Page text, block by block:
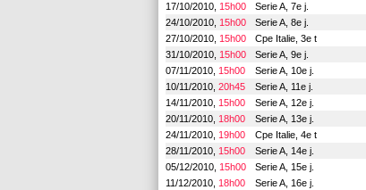
17/10/2010, 15h00 Serie A, 7e j.
24/10/2010, 15h00 Serie A, 8e j.
27/10/2010, 15h00 Cpe Italie, 3e t
31/10/2010, 15h00 Serie A, 9e j.
07/11/2010, 15h00 Serie A, 10e j.
10/11/2010, 20h45 Serie A, 11e j.
14/11/2010, 15h00 Serie A, 12e j.
20/11/2010, 18h00 Serie A, 13e j.
24/11/2010, 19h00 Cpe Italie, 4e t
28/11/2010, 15h00 Serie A, 14e j.
05/12/2010, 15h00 Serie A, 15e j.
11/12/2010, 18h00 Serie A, 16e j.